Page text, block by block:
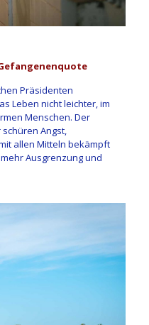
Präsidenten
Leben nicht leichter, im
Menschen. Der
Angst,
allen Mitteln bekämpft
Ausgrenzung und